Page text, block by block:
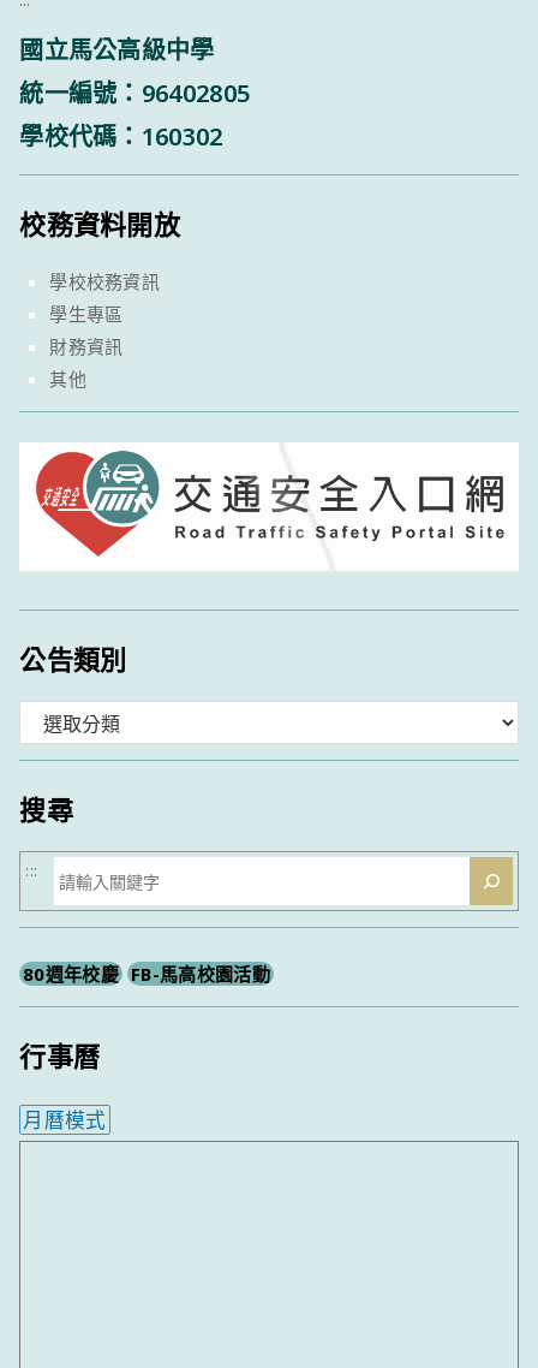
國立馬公高級中學
統一編號：96402805
學校代碼：160302
校務資料開放
學校校務資訊
學生專區
財務資訊
其他
公告類別
類
搜尋
搜
尋
:::
80週年校慶 FB-馬高校園活動
行事曆
月曆模式